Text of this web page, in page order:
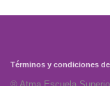
Términos y condiciones